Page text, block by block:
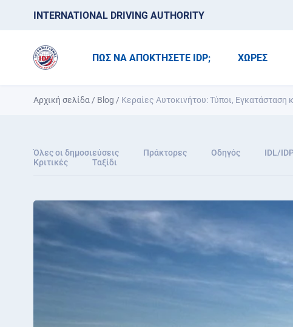
INTERNATIONAL DRIVING AUTHORITY
ΠΩΣ ΝΑ ΑΠΟΚΤΗΣΕΤΕ IDP; ΧΏΡΕΣ
Αρχική σελίδα / Blog / Κεραίες Αυτοκινήτου: Τύποι, Εγκατάσταση
Όλες οι δημοσιεύσεις Πράκτορες Οδηγός IDL/
Κριτικές
Ταξίδι